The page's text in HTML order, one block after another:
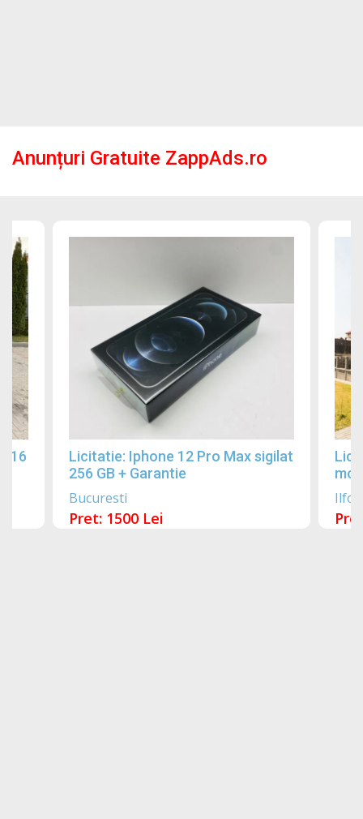
Anunțuri Gratuite ZappAds.ro
Licitatie: Iphone 12 Pro Max sigilat
256 GB + Garantie
Bucuresti
Pret: 1500 Lei
Ilfov